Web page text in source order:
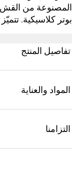
المصنوعة من القش
بوتر كلاسيكية.
تفاصيل المنتج
المواد والعناية
التزامنا